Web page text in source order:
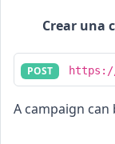
Crear una
POST
A campaign